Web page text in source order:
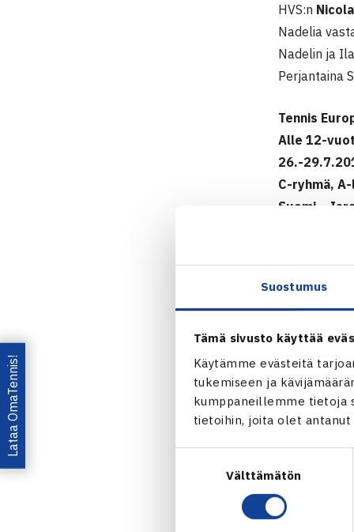
Suostumus
Tämä sivusto käyttää
Käytämme evästeitä
tukemiseen ja
kumppaneillemme tietoja
tietoihin, joita olet
Välttämätön
HVS:n
Nadelia
Nadelin ja
Perjantaina
Tennis
Alle 12-
26.-
C-ryhmä,
Suomi –
Pamela
Tyttöjen
Ykkösten
taipumaan.
Espanja
Alle 12-
26.-
A-ryhmä, B-
Lataa OmaTennis!